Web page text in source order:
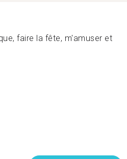
faire la fête, m'amuser et